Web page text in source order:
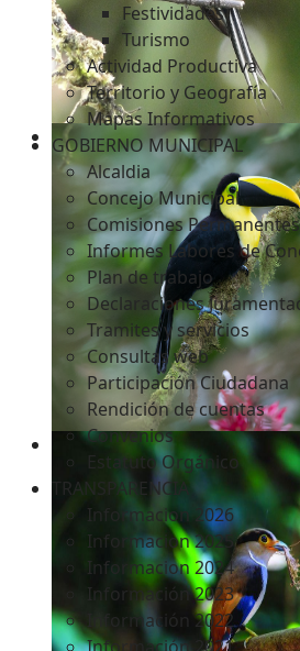
Festividades
Turismo
Actividad Productiva
Territorio y Geografía
Mapas Informativos
GOBIERNO MUNICIPAL
Alcaldia
Concejo Municipal
Comisiones Permanentes
Informes Labores de
Plan de trabajo
Declaraciones
Tramites y servicios
Consultas web
Participación Ciudadana
Rendición de cuentas
Convenios
Estatuto Orgánico
TRANSPARENCIA
Informacion 2026
Informacion 2025
Informacion 2024
Información 2023
Información 2022